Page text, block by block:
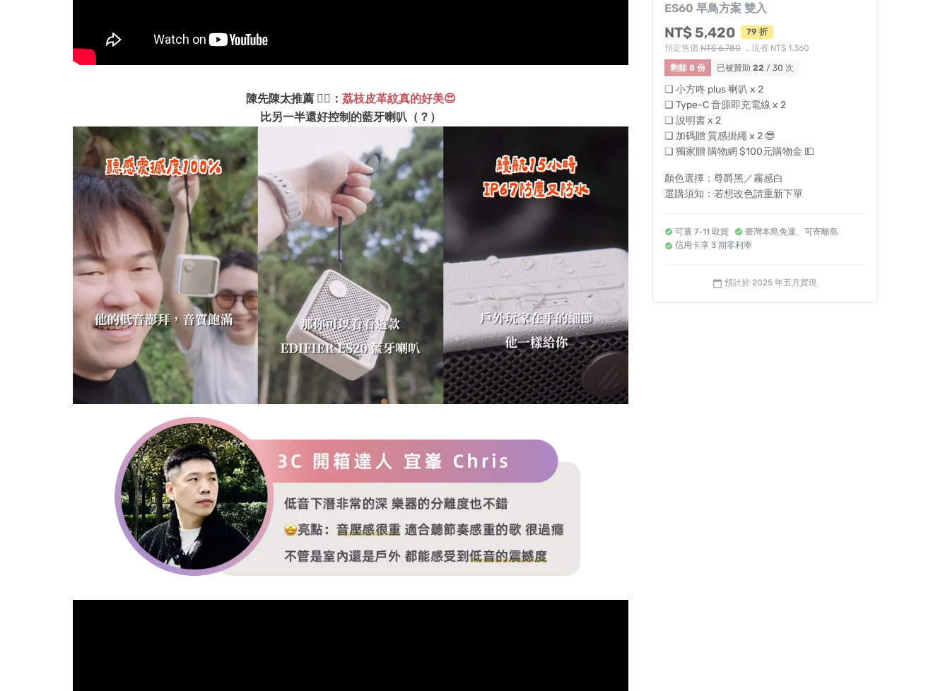
陳先陳太推薦 👍🏻： 荔枝皮革紋真的好美😍
比另一半還好控制的藍牙喇叭（？）
ES60 早鳥方案 雙入
NT$ 5,420
79 折
預定售價NT$ 6,780，現省 NT$ 1,360
剩餘 8 份
已被贊助22 / 30 次
❏ 小方咚 plus 喇叭 x 2
❏ Type-C 音源即充電線 x 2
❏ 說明書 x 2
❏ 加碼贈 質感掛繩 x 2 😎
❏ 獨家贈 購物網 $100元購物金 💵
顏色選擇：尊爵黑／霧感白
選購須知：若想改色請重新下單
可選 7-11 取貨
臺灣本島免運、可寄離島
信用卡享 3 期零利率
calendar_today 預計於 2025 年五月實現